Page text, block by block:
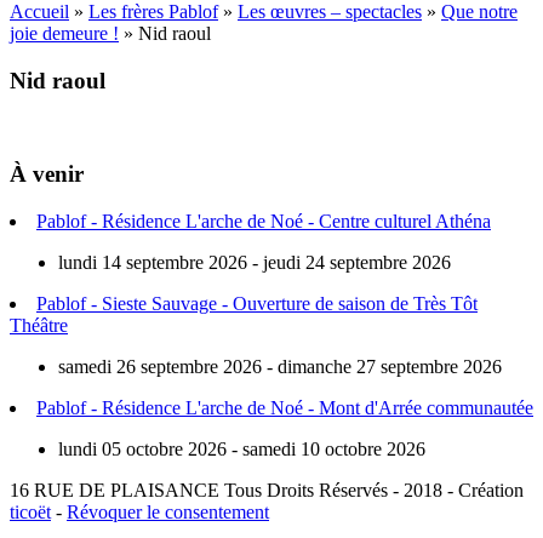
Accueil » Les frères Pablof» Les œuvres – spectacles » Que notre
joie demeure ! » Nid raoul
Nid raoul
À venir
Pablof - Résidence L'arche de Noé - Centre culturel Athéna
lundi 14 septembre 2026 - jeudi 24 septembre 2026
Pablof - Sieste Sauvage - Ouverture de saison de Très Tôt
Théâtre
samedi 26 septembre 2026 - dimanche 27 septembre 2026
Pablof - Résidence L'arche de Noé - Mont d'Arrée communautée
lundi 05 octobre 2026 - samedi 10 octobre 2026
16 RUE DE PLAISANCE Tous Droits Réservés - 2018 - Création
ticoët - Révoquer le consentement